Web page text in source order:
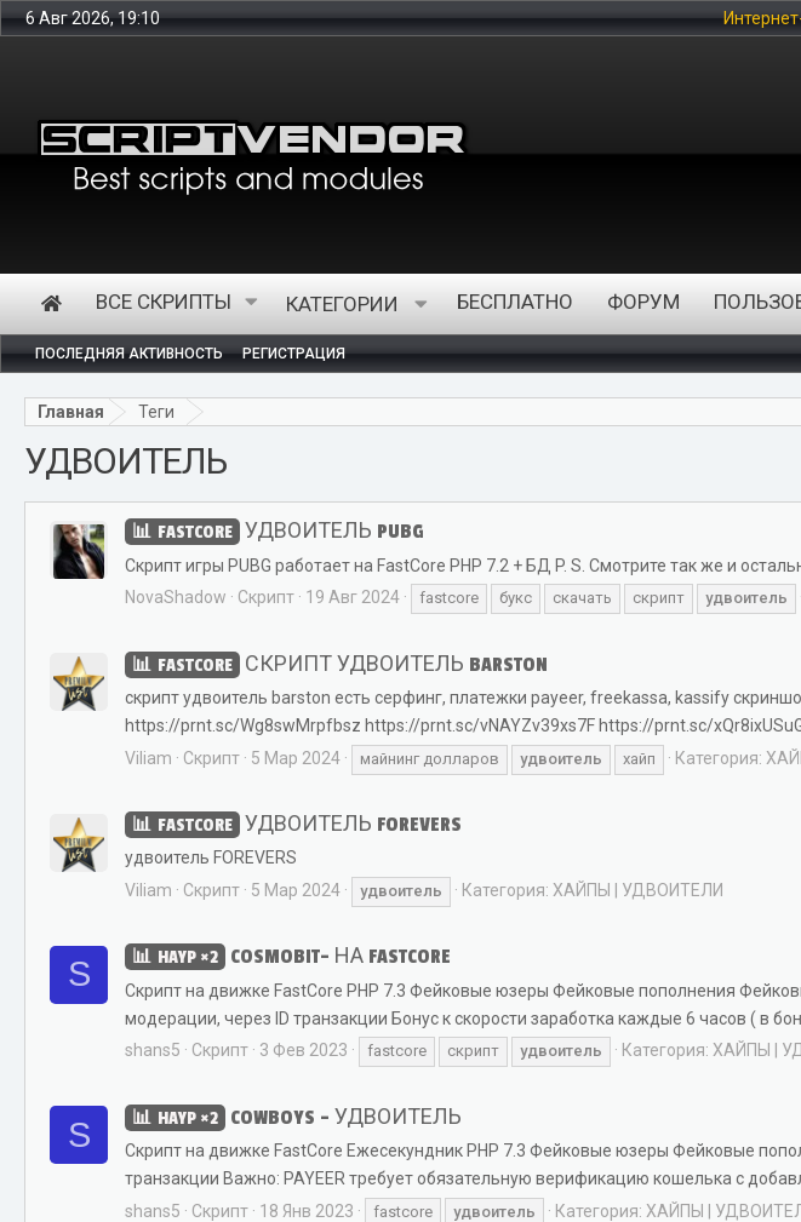
6 Авг 2026, 19:10 Интернет-магазин
ВСЕ СКРИПТЫ КАТЕГОРИИ БЕСПЛАТНО ФОРУМ
ПОСЛЕДНЯЯ АКТИВНОСТЬ РЕГИСТРАЦИЯ
Главная Теги
УДВОИТЕЛЬ
FASTCORE УДВОИТЕЛЬ PUBG
Скрипт игры PUBG работает на FastCore PHP 7.2 + БД P. S. Смотрите так же и
NovaShadow
Скрипт 19 Авг 2024 fastcore букс скачать скрипт удвоитель
FASTCORE СКРИПТ УДВОИТЕЛЬ BARSTON
скрипт удвоитель barston есть серфинг, платежки payeer, freekassa, kassify
https://prnt.sc/Wg8swMrpfbsz https://prnt.sc/vNAYZv39xs7F https://prnt.sc/
Viliam
Скрипт 5 Мар 2024 майнинг долларов удвоитель хайп Категория:
FASTCORE УДВОИТЕЛЬ FOREVERS
удвоитель FOREVERS
Viliam
Скрипт 5 Мар 2024 удвоитель Категория: ХАЙПЫ | УДВОИТЕЛИ
S HAYP ×2 COSMOBIT- НА FASTCORE
Скрипт на движке FastCore PHP 7.3 Фейковые юзеры Фейковые пополнения
модерации, через ID транзакции Бонус к скорости заработка каждые 6 часов ( в
shans5
Скрипт 3 Фев 2023 fastcore скрипт удвоитель Категория: ХАЙПЫ |
S HAYP ×2 COWBOYS - УДВОИТЕЛЬ
Скрипт на движке FastCore Ежесекундник PHP 7.3 Фейковые юзеры Фейковые
транзакции Важно: PAYEER требует обязательную верификацию кошелька с
shans5
Скрипт 18 Янв 2023 fastcore удвоитель Категория: ХАЙПЫ |